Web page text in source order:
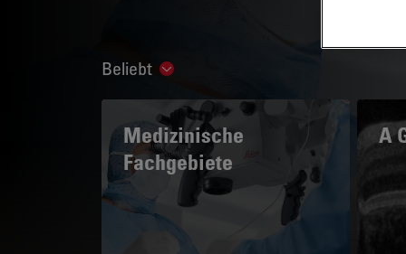
Beliebt Show subnavigation
Medizinische
Fachgebiete
A